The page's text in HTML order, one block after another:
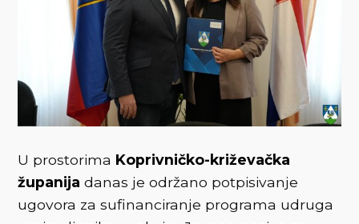
U prostorima Koprivničko-križevačka
županija danas je održano potpisivanje
ugovora za sufinanciranje programa udruga